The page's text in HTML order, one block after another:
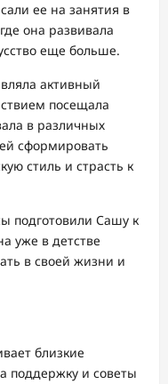
ее на занятия в
она развивала
еще больше.
активный
посещала
в различных
сформировать
стиль и страсть к
подготовили Сашу к
уже в детстве
в своей жизни и
близкие
поддержку и советы